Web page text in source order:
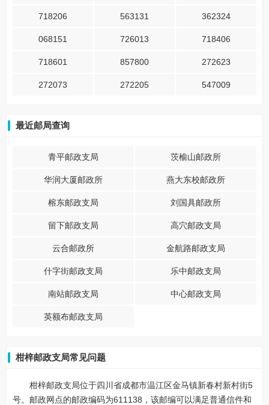
718206 563131 362324
068151 726013 718406
718601 857800 272623
272073 272205 547009
最近邮局查询
青平邮政支局 茨榆山邮政所
华润大厦邮政所 燕大东校邮政所
榕东邮政支局 刘国具邮政所
留下邮政支局 高穴邮政支局
云合邮政所 金航路邮政支局
什字街邮政支局 乐中邮政支局
南站邮政支局 中心邮政支局
英额布邮政支局
柑梓邮政支局常见问题
柑梓邮政支局位于四川省成都市温江区金马镇新春村新村街5
号。邮政网点的邮政编码为611138，该邮编可以满足普通信件和